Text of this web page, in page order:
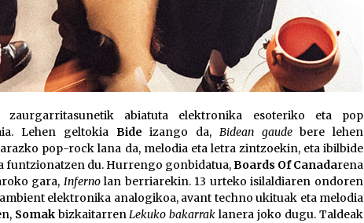
abiatuta elektronika esoteriko eta pop
Lehen geltokia Bide izango da, Bidean gaudebere lehen
pop-rock lana da, melodia eta letra zintzoekin, eta ibilbide
funtzionatzen du. Hurrengo gonbidatua,Boards Of Canadarena
gara, Infernolan berriarekin. 13 urteko isilaldiaren ondoren
elektronika analogikoa, avant techno ukituak eta melodia
SomakbizkaitarrenLekuko bakarraklanera joko dugu. Taldeak